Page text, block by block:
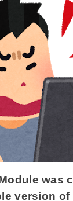
Module was
version of